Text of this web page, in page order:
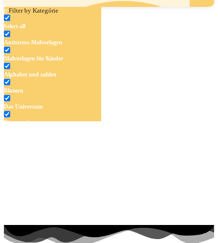
Filter by Kategórie
Select all
Antistress-Malvorlagen
Malvorlagen für Kinder
Alphabet und zahlen
Blumen
Das Universum
Dinosaurier
Musik und Musikinstrumente